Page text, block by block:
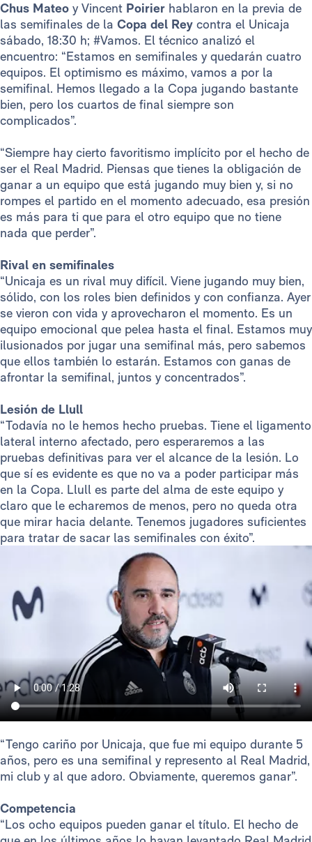
Chus Mateo y Vincent Poirier hablaron en la previa de
las semifinales de la Copa del Rey contra el Unicaja
sábado, 18:30 h; #Vamos. El técnico analizó el
encuentro: “Estamos en semifinales y quedarán cuatro
equipos. El optimismo es máximo, vamos a por la
semifinal. Hemos llegado a la Copa jugando bastante
bien, pero los cuartos de final siempre son
complicados”.
“Siempre hay cierto favoritismo implícito por el hecho de
ser el Real Madrid. Piensas que tienes la obligación de
ganar a un equipo que está jugando muy bien y, si no
rompes el partido en el momento adecuado, esa presión
es más para ti que para el otro equipo que no tiene
nada que perder”.
Rival en semifinales
“Unicaja es un rival muy difícil. Viene jugando muy bien,
sólido, con los roles bien definidos y con confianza. Ayer
se vieron con vida y aprovecharon el momento. Es un
equipo emocional que pelea hasta el final. Estamos muy
ilusionados por jugar una semifinal más, pero sabemos
que ellos también lo estarán. Estamos con ganas de
afrontar la semifinal, juntos y concentrados”.
Lesión de Llull
“Todavía no le hemos hecho pruebas. Tiene el ligamento
lateral interno afectado, pero esperaremos a las
pruebas definitivas para ver el alcance de la lesión. Lo
que sí es evidente es que no va a poder participar más
en la Copa. Llull es parte del alma de este equipo y
claro que le echaremos de menos, pero no queda otra
que mirar hacia delante. Tenemos jugadores suficientes
para tratar de sacar las semifinales con éxito”.
“Tengo cariño por Unicaja, que fue mi equipo durante 5
años, pero es una semifinal y represento al Real Madrid,
mi club y al que adoro. Obviamente, queremos ganar”.
Competencia
“Los ocho equipos pueden ganar el título. El hecho de